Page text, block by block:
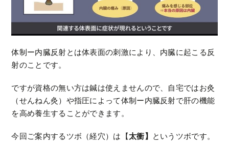
体制ー内臓反射とは体表面の刺激により、内臓に起こる反
射のことです。
ですが資格の無い方は鍼は使えませんので、自宅ではお灸
（せんねん灸）や指圧によって体制ー内臓反射で肝の機能
を高め養生することができます。
今回ご案内するツボ（経穴）は【太衝】 というツボです。